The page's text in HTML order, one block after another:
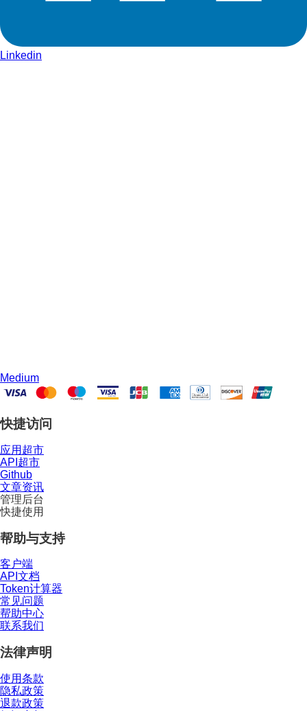
Linkedin
Medium
快捷访问
应用超市
API超市
Github
文章资讯
管理后台
快捷使用
帮助与支持
客户端
API文档
Token计算器
常见问题
帮助中心
联系我们
法律声明
使用条款
隐私政策
退款政策